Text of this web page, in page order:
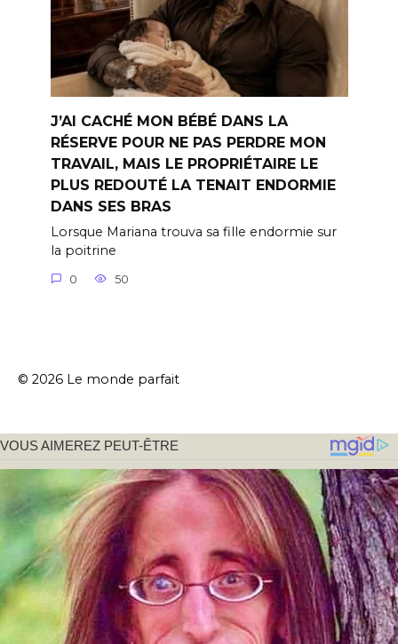
J’AI CACHÉ MON BÉBÉ DANS LA
RÉSERVE POUR NE PAS PERDRE MON
TRAVAIL, MAIS LE PROPRIÉTAIRE LE
PLUS REDOUTÉ LA TENAIT ENDORMIE
DANS SES BRAS
Lorsque Mariana trouva sa fille endormie sur
la poitrine
0 50
© 2026 Le monde parfait